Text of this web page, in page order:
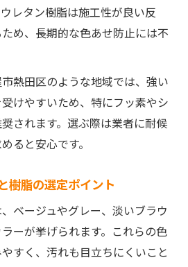
レタン樹脂は施工性が良い反
め、長期的な色あせ防止には不
熱田区のような地域では、強い
けやすいため、特にフッ素やシ
されます。選ぶ際は業者に耐候
ると安心です。
樹脂の選定ポイント
ベージュやグレー、淡いブラウ
ーが挙げられます。これらの色
すく、汚れも目立ちにくいこと